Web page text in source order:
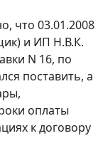
что 03.01.2008
и ИП Н.В.К.
N 16, по
поставить, а
оплаты
к договору